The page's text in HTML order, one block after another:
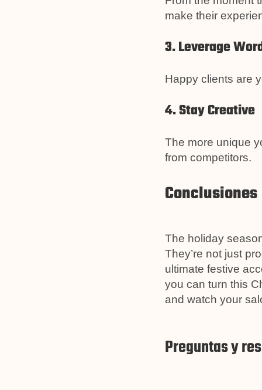
make their
3. Leverage
Happy clients are
4. Stay Creative
The more unique
from competitors.
Conclusiones
The holiday
They’re not just
ultimate festive
you can turn this
and watch your
Preguntas y